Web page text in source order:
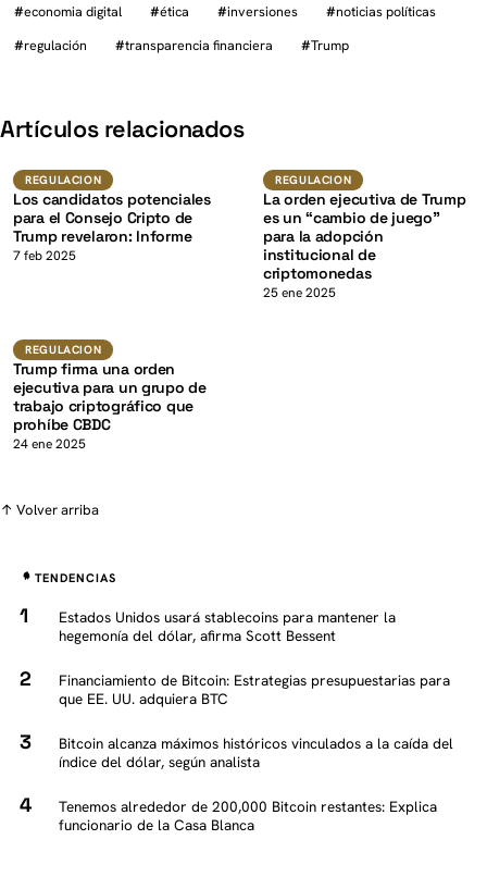
#economia digital #ética #inversiones #noticias políticas
#regulación #transparencia financiera #Trump
Artículos relacionados
Regulacion K
REGULACION
Los candidatos potenciales
para el Consejo Cripto de
Trump revelaron: Informe
7 feb 2025
Regulacion
REGULACION
La orden ejecutiva de Trump
es un “cambio de juego”
para la adopción
institucional de
criptomonedas
25 ene 2025
Regulacion K
REGULACION
Trump firma una orden
ejecutiva para un grupo de
trabajo criptográfico que
prohíbe CBDC
24 ene 2025
↑ Volver arriba
TENDENCIAS
Estados Unidos usará stablecoins para mantener la
hegemonía del dólar, afirma Scott Bessent
Financiamiento de Bitcoin: Estrategias presupuestarias para
que EE. UU. adquiera BTC
Bitcoin alcanza máximos históricos vinculados a la caída del
índice del dólar, según analista
Tenemos alrededor de 200,000 Bitcoin restantes: Explica
funcionario de la Casa Blanca